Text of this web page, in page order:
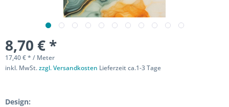
8,70 € *
17,40 € * / Meter
inkl. MwSt.zzgl. Versandkosten Lieferzeit ca.1-3 Tage
Design: